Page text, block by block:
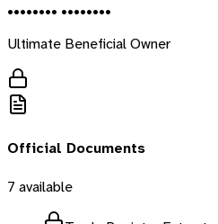
•••••••• ••••••••
Ultimate Beneficial Owner
Official Documents
7 available